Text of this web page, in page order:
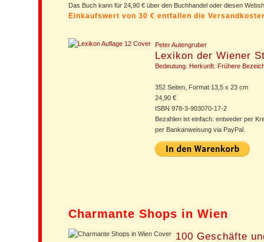
Das Buch kann für 24,90 € über den Buchhandel oder diesen
Einkaufswert von 30 € entfallen die
Peter Autengruber
Lexikon der Wiener
Bedeutung. Herkunft. Frühere
352 Seiten, Format 13,5 x 23 cm
24,90 €
ISBN 978-3-903070-17-2
Bezahlen ist einfach: entweder per
per Bankanweisung via PayPal.
Charmante Shops in Wien
100 Geschäfte